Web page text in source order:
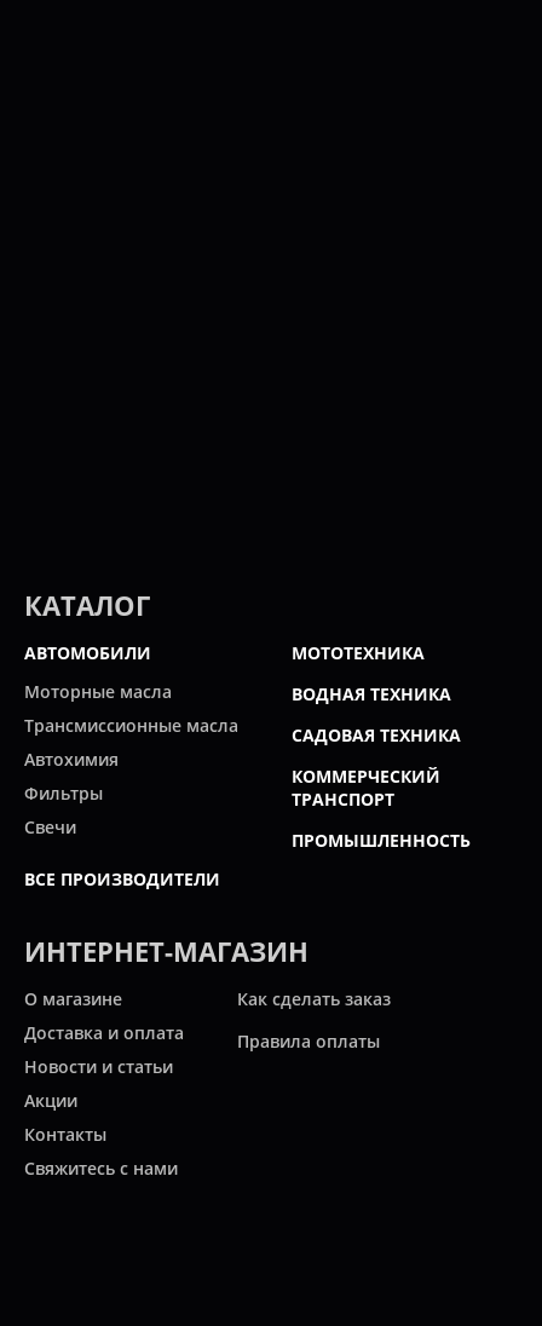
КАТАЛОГ
АВТОМОБИЛИ
Моторные масла
Трансмиссионные масла
Автохимия
Фильтры
Свечи
ВСЕ ПРОИЗВОДИТЕЛИ
МОТОТЕХНИКА
ВОДНАЯ ТЕХНИКА
САДОВАЯ ТЕХНИКА
КОММЕРЧЕСКИЙ
ТРАНСПОРТ
ПРОМЫШЛЕННОСТЬ
ИНТЕРНЕТ-МАГАЗИН
О магазине
Доставка и оплата
Новости и статьи
Акции
Контакты
Свяжитесь с нами
Как сделать заказ
Правила оплаты